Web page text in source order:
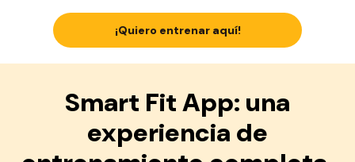
¡Quiero entrenar aquí!
Smart Fit App: una
experiencia de